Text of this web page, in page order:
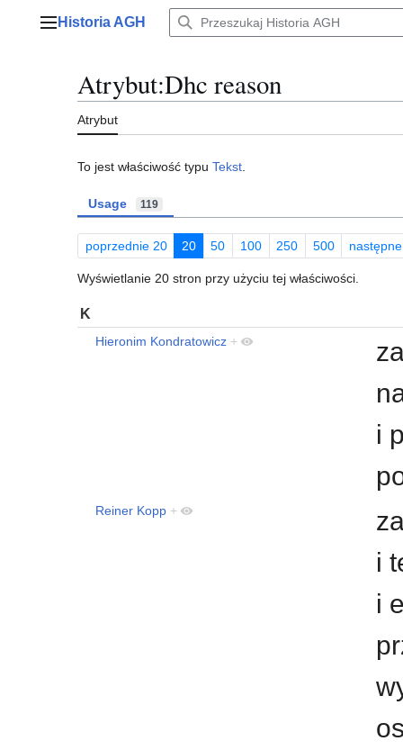
Menu główne
Historia AGH
Atrybut:Dhc reason
Atrybut
To jest właściwość typu Tekst
Usage 119
poprzednie 20 20 50 100 250 500
Wyświetlanie 20 stron przy użyciu tej właściwości.
K
Hieronim Kondratowicz +
i
Reiner Kopp +
i
i